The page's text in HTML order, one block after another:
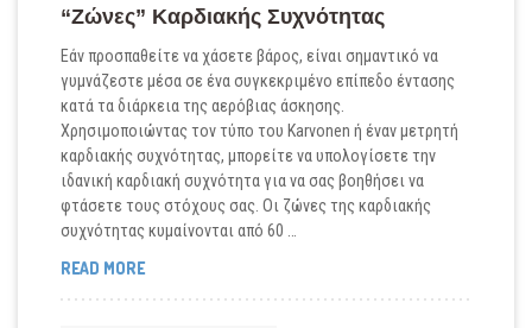
“Ζώνες” Καρδιακής Συχνότητας
Εάν προσπαθείτε να χάσετε βάρος, είναι σημαντικό να
γυμνάζεστε μέσα σε ένα συγκεκριμένο επίπεδο έντασης
κατά τα διάρκεια της αερόβιας άσκησης.
Χρησιμοποιώντας τον τύπο του Karvonen ή έναν μετρητή
καρδιακής συχνότητας, μπορείτε να υπολογίσετε την
ιδανική καρδιακή συχνότητα για να σας βοηθήσει να
φτάσετε τους στόχους σας. Οι ζώνες της καρδιακής
συχνότητας κυμαίνονται από 60 …
READ MORE“ΖΏΝΕΣ”